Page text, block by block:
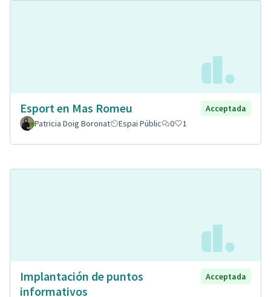
Esport en Mas Romeu
Acceptada
Patricia Doig Boronat
Espai Públic 0 1
Implantación de puntos
informativos
Acceptada